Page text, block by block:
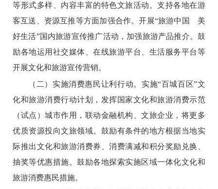
等形式多样、内容丰富的特色文旅活动。支持各地在游
客互送、资源互推等方面加强合作。开展“旅游中国 美
好生活”国内旅游宣传推广活动，加强旅游产品推介。鼓
励各地运用社交媒体、在线旅游平台、生活服务平台等
开展文化和旅游宣传营销。
（二）实施消费惠民让利行动。 实施“百城百区”文
化和旅游消费行动计划，发挥国家文化和旅游消费示范
（试点）城市作用，联动金融机构、文旅企业，将更多
优质资源投向文旅领域。鼓励有条件的地方根据当地实
际推出文化和旅游消费券、消费满减和积分奖励兑换、
抽奖等优惠措施。鼓励各地探索实施区域一体化文化和
旅游消费惠民措施。